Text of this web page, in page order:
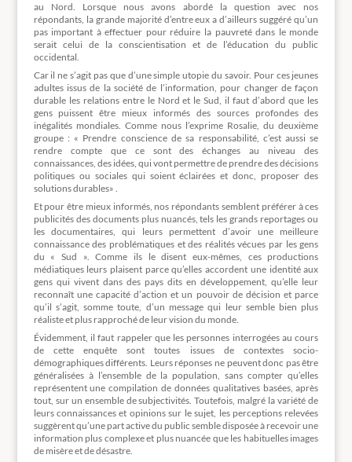
au Nord. Lorsque nous avons abordé la question avec nos
répondants, la grande majorité d’entre eux a d’ailleurs suggéré qu’un
pas important à effectuer pour réduire la pauvreté dans le monde
serait celui de la conscientisation et de l’éducation du public
occidental.
Car il ne s’agit pas que d’une simple utopie du savoir. Pour ces jeunes
adultes issus de la société de l’information, pour changer de façon
durable les relations entre le Nord et le Sud, il faut d’abord que les
gens puissent être mieux informés des sources profondes des
inégalités mondiales. Comme nous l’exprime Rosalie, du deuxième
groupe : « Prendre conscience de sa responsabilité, c’est aussi se
rendre compte que ce sont des échanges au niveau des
connaissances, des idées, qui vont permettre de prendre des décisions
politiques ou sociales qui soient éclairées et donc, proposer des
solutions durables» .
Et pour être mieux informés, nos répondants semblent préférer à ces
publicités des documents plus nuancés, tels les grands reportages ou
les documentaires, qui leurs permettent d’avoir une meilleure
connaissance des problématiques et des réalités vécues par les gens
du « Sud ». Comme ils le disent eux-mêmes, ces productions
médiatiques leurs plaisent parce qu’elles accordent une identité aux
gens qui vivent dans des pays dits en développement, qu’elle leur
reconnaît une capacité d’action et un pouvoir de décision et parce
qu’il s’agit, somme toute, d’un message qui leur semble bien plus
réaliste et plus rapproché de leur vision du monde.
Évidemment, il faut rappeler que les personnes interrogées au cours
de cette enquête sont toutes issues de contextes socio-
démographiques différents. Leurs réponses ne peuvent donc pas être
généralisées à l’ensemble de la population, sans compter qu’elles
représentent une compilation de données qualitatives basées, après
tout, sur un ensemble de subjectivités. Toutefois, malgré la variété de
leurs connaissances et opinions sur le sujet, les perceptions relevées
suggèrent qu’une part active du public semble disposée à recevoir une
information plus complexe et plus nuancée que les habituelles images
de misère et de désastre.